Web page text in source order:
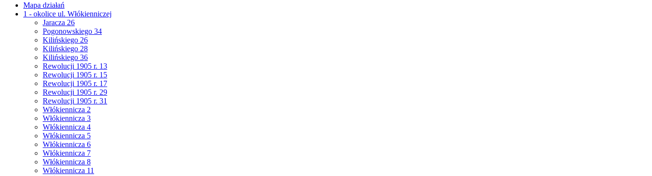
Mapa działań
1 - okolice ul. Włókienniczej
Jaracza 26
Pogonowskiego 34
Kilińskiego 26
Kilińskiego 28
Kilińskiego 36
Rewolucji 1905 r. 13
Rewolucji 1905 r. 15
Rewolucji 1905 r. 17
Rewolucji 1905 r. 29
Rewolucji 1905 r. 31
Włókiennicza 2
Włókiennicza 3
Włókiennicza 4
Włókiennicza 5
Włókiennicza 6
Włókiennicza 7
Włókiennicza 8
Włókiennicza 11